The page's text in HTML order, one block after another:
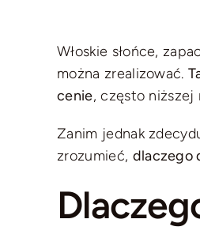
Włoskie słońce,
można zrealizować.
cenie, często niższej
Zanim jednak
zrozumieć, dlaczego